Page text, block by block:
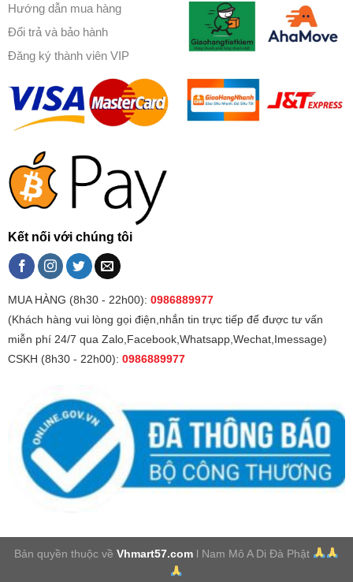
Hướng dẫn mua hàng
Đổi trả và bảo hành
Đăng ký thành viên VIP
Kết nối với chúng tôi
MUA HÀNG (8h30 - 22h00): 0986889977
(Khách hàng vui lòng gọi điện,nhắn tin trực tiếp để được tư vấn
miễn phí 24/7 qua Zalo,Facebook,Whatsapp,Wechat,Imessage)
CSKH (8h30 - 22h00): 0986889977
Bản quyền thuộc vềVhmart57.com l Nam Mô A Di Đà Phật